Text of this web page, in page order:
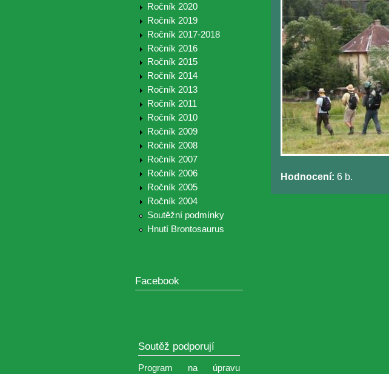
Ročník 2020
Ročník 2019
Ročník 2017-2018
Ročník 2016
Ročník 2015
Ročník 2014
Ročník 2013
Ročník 2011
Ročník 2010
Ročník 2009
Ročník 2008
Ročník 2007
Ročník 2006
Ročník 2005
Ročník 2004
Soutěžní podmínky
Hnutí Brontosaurus
Facebook
Soutěž podporují
Program na úpravu
Hodnocení: 6 b.